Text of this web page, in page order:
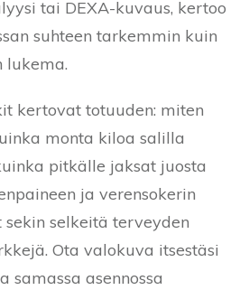
tai DEXA-kuvaus, kertoo
suhteen tarkemmin kuin
lukema.
kertovat totuuden: miten
monta kiloa salilla
pitkälle jaksat juosta
ja verensokerin
selkeitä terveyden
Ota valokuva itsestäsi
samassa asennossa